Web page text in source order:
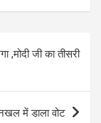
,मोदी जी का तीसरी
में डाला वोट